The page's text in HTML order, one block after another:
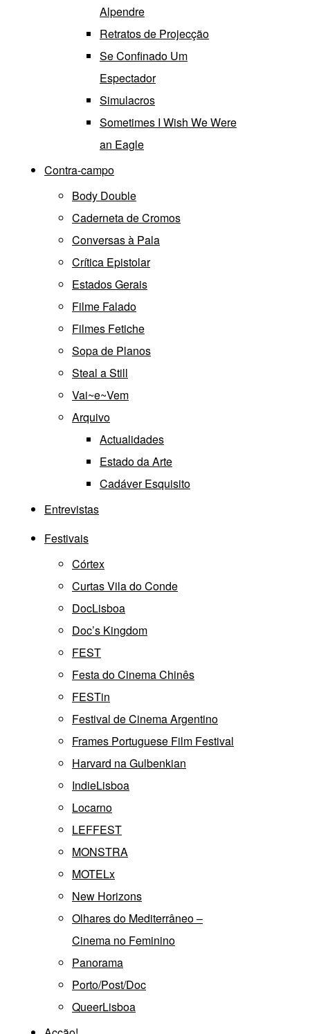
Alpendre
Retratos de Projecção
Se Confinado Um
Espectador
Simulacros
Sometimes I Wish We Were
an Eagle
Contra-campo
Body Double
Caderneta de Cromos
Conversas à Pala
Crítica Epistolar
Estados Gerais
Filme Falado
Filmes Fetiche
Sopa de Planos
Steal a Still
Vai~e~Vem
Arquivo
Actualidades
Estado da Arte
Cadáver Esquisito
Entrevistas
Festivais
Córtex
Curtas Vila do Conde
DocLisboa
Doc’s Kingdom
FEST
Festa do Cinema Chinês
FESTin
Festival de Cinema Argentino
Frames Portuguese Film Festival
Harvard na Gulbenkian
IndieLisboa
Locarno
LEFFEST
MONSTRA
MOTELx
New Horizons
Olhares do Mediterrâneo –
Cinema no Feminino
Panorama
Porto/Post/Doc
QueerLisboa